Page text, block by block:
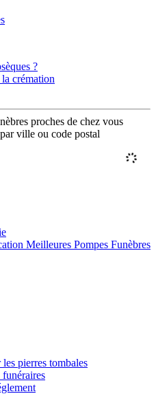
?
crémation
proches de chez vous
ville ou code postal
Meilleures Pompes Funèbres
pierres tombales